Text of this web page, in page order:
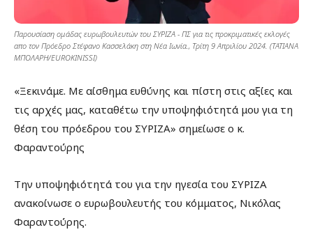
Παρουσίαση ομάδας ευρωβουλευτών του ΣΥΡΙΖΑ - ΠΣ για τις προκριματικές εκλογές
απο τον Πρόεδρο Στέφανο Κασσελάκη στη Νέα Ιωνία., Τρίτη 9 Απριλίου 2024. (ΤΑΤΙΑΝΑ
ΜΠΟΛΑΡΗ/EUROKINISSI)
«Ξεκινάμε. Με αίσθημα ευθύνης και πίστη στις αξίες και
τις αρχές μας, καταθέτω την υποψηφιότητά μου για τη
θέση του πρόεδρου του ΣΥΡΙΖΑ» σημείωσε ο κ.
Φαραντούρης
Την υποψηφιότητά του για την ηγεσία του ΣΥΡΙΖΑ
ανακοίνωσε ο ευρωβουλευτής του κόμματος, Νικόλας
Φαραντούρης.